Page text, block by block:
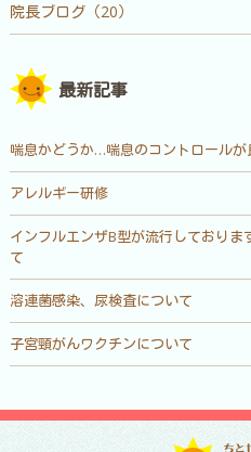
院長ブログ（20）
最新記事
喘息かどうか…喘息のコントロール
アレルギー研修
インフルエンザB型が流行しており
て
溶連菌感染、尿検査について
子宮頸がんワクチンについて